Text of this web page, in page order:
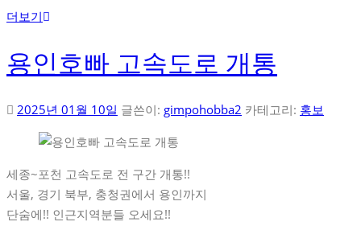
더보기
용인호빠 고속도로 개통
2025년 01월 10일 글쓴이: gimpohobba2 카테고리: 홍보
세종~포천 고속도로 전 구간 개통!!
서울, 경기 북부, 충청권에서 용인까지
단숨에!! 인근지역분들 오세요!!